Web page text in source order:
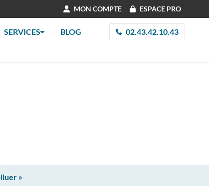
MON COMPTE ESPACE PRO
SERVICES BLOG 02.43.42.10.43
»